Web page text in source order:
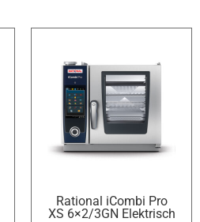
Rational iCombi Pro
XS 6×2/3GN Elektrisch